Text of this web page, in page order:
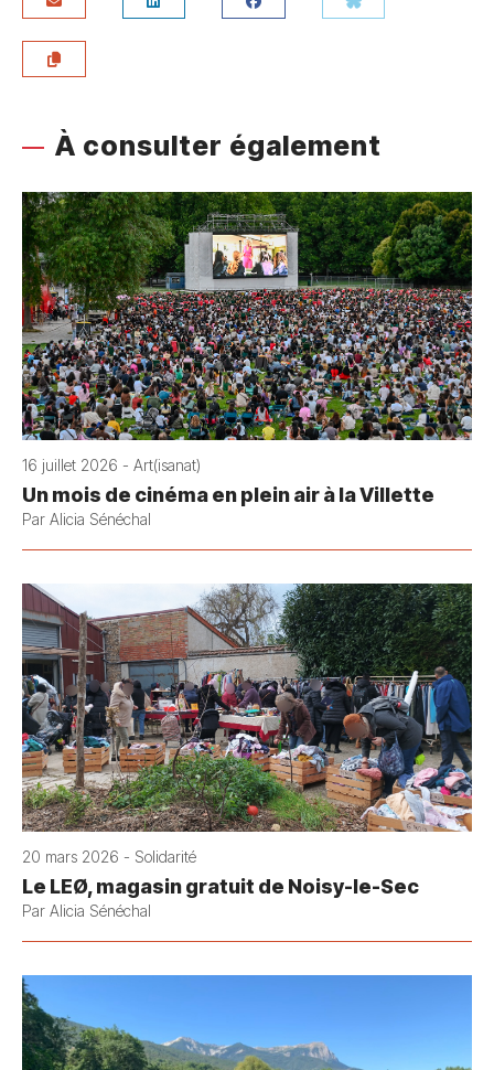
À consulter également
16 juillet 2026 - Art(isanat)
Un mois de cinéma en plein air à la Villette
Par Alicia Sénéchal
20 mars 2026 - Solidarité
Le LEØ, magasin gratuit de Noisy-le-Sec
Par Alicia Sénéchal